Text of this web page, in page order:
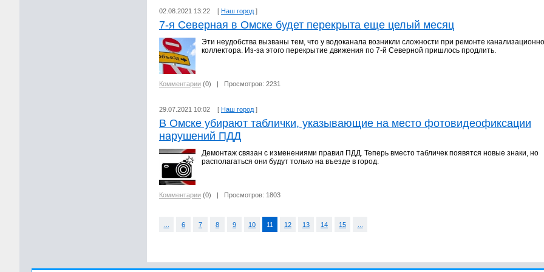
02.08.2021 13:22 [ Наш город ]
7-я Северная в Омске будет перекрыта еще целый месяц
Эти неудобства вызваны тем, что у водоканала возникли сложности при ремонте
коллектора. Из-за этого перекрытие движения по 7-й Северной пришлось продлить.
Комментарии (0) | Просмотров: 2231
29.07.2021 10:02 [ Наш город ]
В Омске убирают таблички, указывающие на место фотовидеофиксации
нарушений ПДД
Демонтаж связан с изменениями правил ПДД. Теперь вместо табличек появятся новые знаки, но
располагаться они будут только на въезде в город.
Комментарии (0) | Просмотров: 1803
6 7 8 9 10 11 12 13 14 15